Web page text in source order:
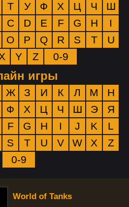
Т У Ф Х Ц Ч
Ш
C D E F G H
I
O P Q R S T
U
Y Z 0-9
игры
Ж З И К Л М
Н
Ф Х Ц Ч Ш Э
Я
F G H I J K
L
S T U V W X
Z
0-9
World of Tanks